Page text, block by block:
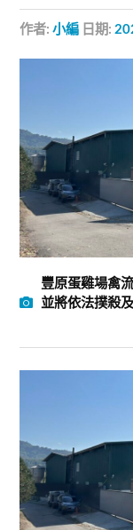
作者:小編 日期:
豐原蛋雞場禽
並將依法撲殺